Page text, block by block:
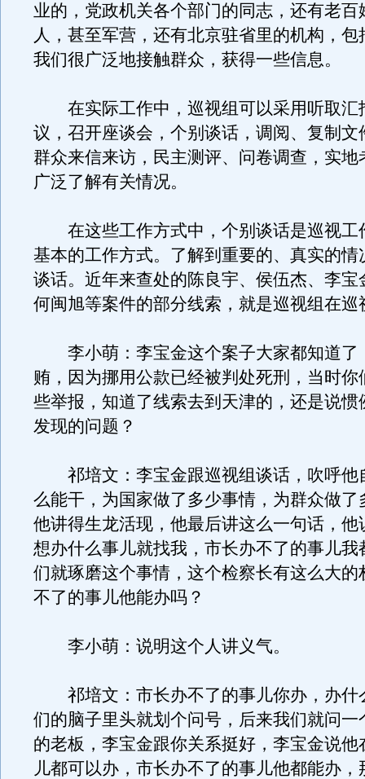
业的，党政机关各个部门的同志，还有老百
人，甚至军营，还有北京驻省里的机构，包
我们很广泛地接触群众，获得一些信息。
在实际工作中，巡视组可以采用听取汇
议，召开座谈会，个别谈话，调阅、复制文
群众来信来访，民主测评、问卷调查，实地
广泛了解有关情况。
在这些工作方式中，个别谈话是巡视工
基本的工作方式。了解到重要的、真实的情
谈话。近年来查处的陈良宇、侯伍杰、李宝
何闽旭等案件的部分线索，就是巡视组在巡
李小萌：李宝金这个案子大家都知道了
贿，因为挪用公款已经被判处死刑，当时你
些举报，知道了线索去到天津的，还是说惯
发现的问题？
祁培文：李宝金跟巡视组谈话，吹呼他
么能干，为国家做了多少事情，为群众做了
他讲得生龙活现，他最后讲这么一句话，他
想办什么事儿就找我，市长办不了的事儿我
们就琢磨这个事情，这个检察长有这么大的
不了的事儿他能办吗？
李小萌：说明这个人讲义气。
祁培文：市长办不了的事儿你办，办什
们的脑子里头就划个问号，后来我们就问一
的老板，李宝金跟你关系挺好，李宝金说他
儿都可以办，市长办不了的事儿他都能办，